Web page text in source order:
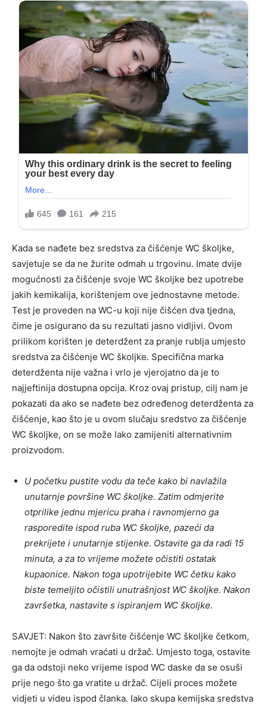
Kada se nađete bez sredstva za čišćenje WC školjke,
savjetuje se da ne žurite odmah u trgovinu. Imate dvije
mogućnosti za čišćenje svoje WC školjke bez upotrebe
jakih kemikalija, korištenjem ove jednostavne metode.
Test je proveden na WC-u koji nije čišćen dva tjedna,
čime je osigurano da su rezultati jasno vidljivi. Ovom
prilikom korišten je deterdžent za pranje rublja umjesto
sredstva za čišćenje WC školjke. Specifična marka
deterdženta nije važna i vrlo je vjerojatno da je to
najjeftinija dostupna opcija. Kroz ovaj pristup, cilj nam je
pokazati da ako se nađete bez određenog deterdženta za
čišćenje, kao što je u ovom slučaju sredstvo za čišćenje
WC školjke, on se može lako zamijeniti alternativnim
proizvodom.
U početku pustite vodu da teče kako bi navlažila
unutarnje površine WC školjke. Zatim odmjerite
otprilike jednu mjericu praha i ravnomjerno ga
rasporedite ispod ruba WC školjke, pazeći da
prekrijete i unutarnje stijenke. Ostavite ga da radi 15
minuta, a za to vrijeme možete očistiti ostatak
kupaonice. Nakon toga upotrijebite WC četku kako
biste temeljito očistili unutrašnjost WC školjke. Nakon
završetka, nastavite s ispiranjem WC školjke.
SAVJET: Nakon što završite čišćenje WC školjke četkom,
nemojte je odmah vraćati u držač. Umjesto toga, ostavite
ga da odstoji neko vrijeme ispod WC daske da se osuši
prije nego što ga vratite u držač. Cijeli proces možete
vidjeti u videu ispod članka. Iako skupa kemijska sredstva